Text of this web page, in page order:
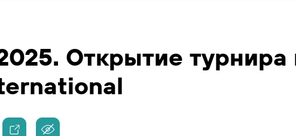
Открытие